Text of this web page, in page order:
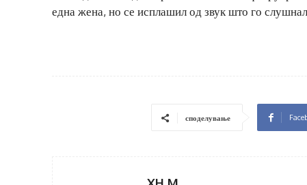
една жена, но се исплашил од звук што го
споделување